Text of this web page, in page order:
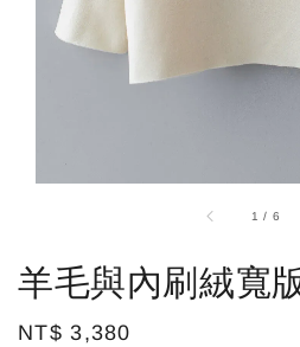
1 / 6
羊毛與內刷絨寬
Regular
NT$ 3,380